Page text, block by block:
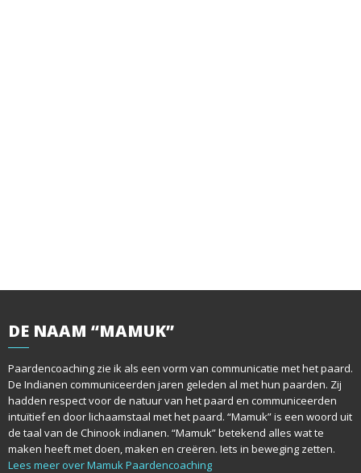
DE NAAM “MAMUK”
Paardencoaching zie ik als een vorm van communicatie met het paard.
De Indianen communiceerden jaren geleden al met hun paarden. Zij
hadden respect voor de natuur van het paard en communiceerden
intuïtief en door lichaamstaal met het paard. “Mamuk” is een woord uit
de taal van de Chinook indianen. “Mamuk” betekend alles wat te
maken heeft met doen, maken en creëren. Iets in beweging zetten.
Lees meer over Mamuk Paardencoaching